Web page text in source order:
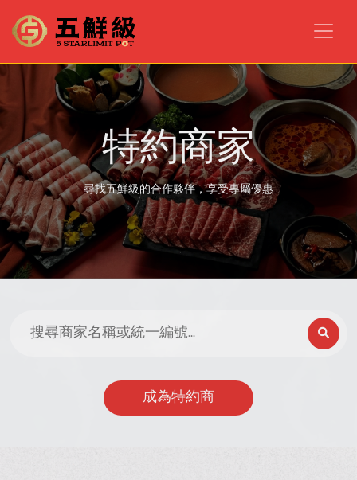
特約商家
尋找五鮮級的合作夥伴，享受專屬優惠
成為特約商